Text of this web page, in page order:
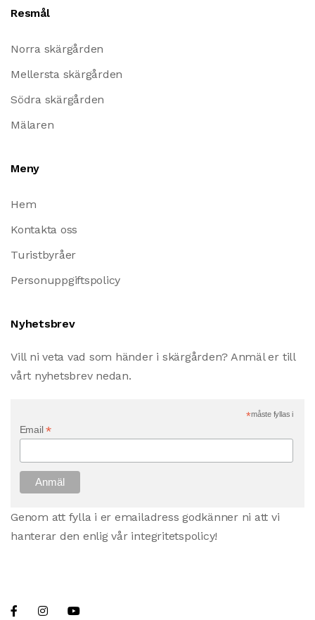
Resmål
Norra skärgården
Mellersta skärgården
Södra skärgården
Mälaren
Meny
Hem
Kontakta oss
Turistbyråer
Personuppgiftspolicy
Nyhetsbrev
Vill ni veta vad som händer i skärgården? Anmäl er till
vårt nyhetsbrev nedan.
*måste fyllas i
Email*
Genom att fylla i er emailadress godkänner ni att vi
hanterar den enlig vår integritetspolicy!